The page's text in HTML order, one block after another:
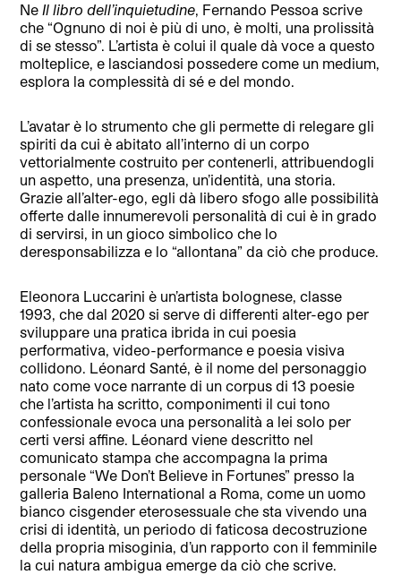
NeIl libro dell’inquietudine, Fernando Pessoa scrive
che “Ognuno di noi è più di uno, è molti, una prolissità
di se stesso”. L’artista è colui il quale dà voce a questo
molteplice, e lasciandosi possedere come un medium,
esplora la complessità di sé e del mondo.
L’avatar è lo strumento che gli permette di relegare gli
spiriti da cui è abitato all’interno di un corpo
vettorialmente costruito per contenerli, attribuendogli
un aspetto, una presenza, un’identità, una storia.
Grazie all’alter-ego, egli dà libero sfogo alle possibilità
offerte dalle innumerevoli personalità di cui è in grado
di servirsi, in un gioco simbolico che lo
deresponsabilizza e lo “allontana” da ciò che produce.
Eleonora Luccarini è un’artista bolognese, classe
1993, che dal 2020 si serve di differenti alter-ego per
sviluppare una pratica ibrida in cui poesia
performativa, video-performance e poesia visiva
collidono. Léonard Santé, è il nome del personaggio
nato come voce narrante di un corpus di 13 poesie
che l’artista ha scritto, componimenti il cui tono
confessionale evoca una personalità a lei solo per
certi versi affine. Léonard viene descritto nel
comunicato stampa che accompagna la prima
personale “We Don’t Believe in Fortunes” presso la
galleria Baleno International a Roma, come un uomo
bianco cisgender eterosessuale che sta vivendo una
crisi di identità, un periodo di faticosa decostruzione
della propria misoginia, d’un rapporto con il femminile
la cui natura ambigua emerge da ciò che scrive.